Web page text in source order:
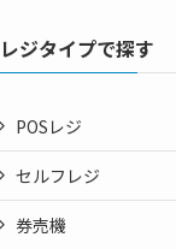
レジタイプで探す
POSレジ
セルフレジ
券売機